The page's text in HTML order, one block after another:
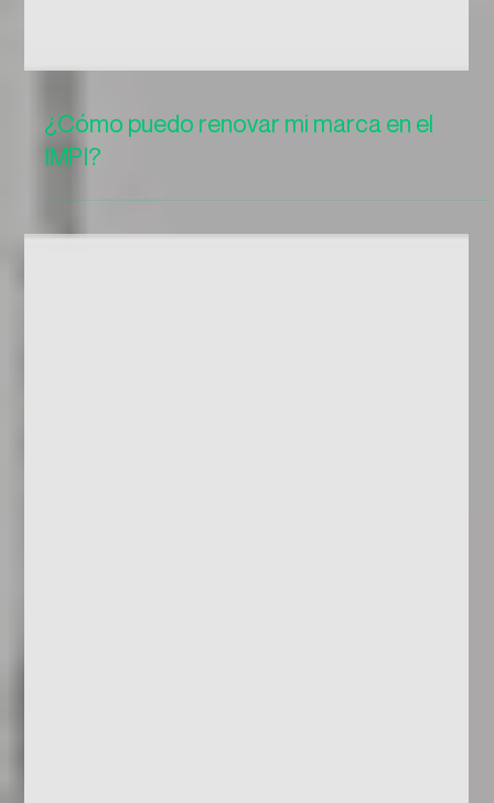
¿Cómo puedo renovar mi marca en el
IMPI?